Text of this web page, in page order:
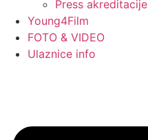
Press akreditacije
Young4Film
FOTO & VIDEO
Ulaznice info